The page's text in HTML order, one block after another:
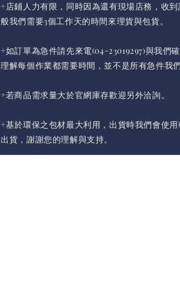
+店鋪人力有限，同時因為還有現場店務，收
般我們需要3個工作天的時間來理貨與包貨。
+如訂單為急件請先來電(04-23019297)與我們
理解每個作業都需要時間，並不是所有急件我
+若商品需求量大於官網庫存歡迎另外洽詢。
+基於環保之包材最大利用，出貨時我們會使
出貨，謝謝您的理解與支持。